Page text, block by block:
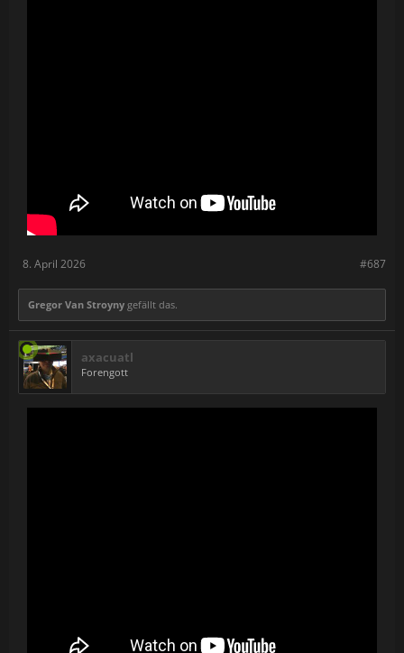
#687
8. April 2026
Gregor Van Stroyny gefällt das.
axacuatl
Forengott